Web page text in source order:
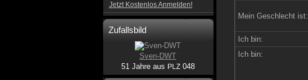
Jetzt Kostenlos Anmelden!
Zufallsbild
Sven-DWT
51 Jahre aus PLZ048
Mein Geschlecht ist:
Ich bin:
Ich bin: